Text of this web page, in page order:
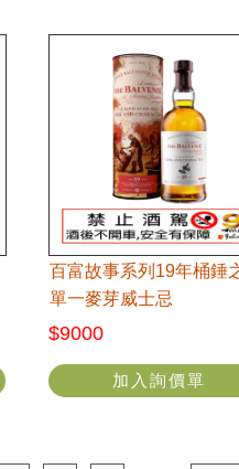
百富故事系列19年桶錘
單一麥芽威士忌
$9000
加入詢價單